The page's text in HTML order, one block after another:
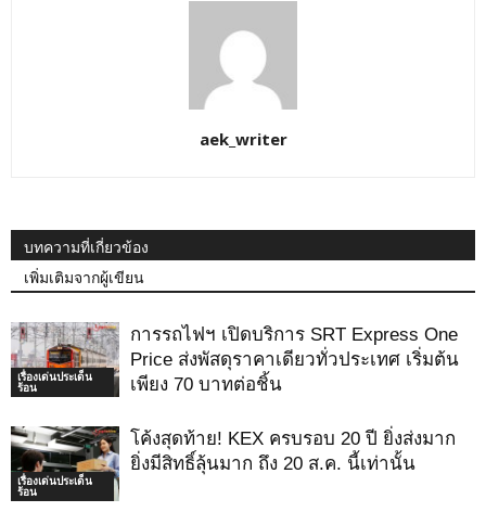
aek_writer
บทความที่เกี่ยวข้อง
เพิ่มเติมจากผู้เขียน
เรื่องเด่นประเด็น
ร้อน
การรถไฟฯ เปิดบริการ SRT Express One
Price ส่งพัสดุราคาเดียวทั่วประเทศ เริ่มต้น
เพียง 70 บาทต่อชิ้น
เรื่องเด่นประเด็น
ร้อน
โค้งสุดท้าย! KEX ครบรอบ 20 ปี ยิ่งส่งมาก
ยิ่งมีสิทธิ์ลุ้นมาก ถึง 20 ส.ค. นี้เท่านั้น